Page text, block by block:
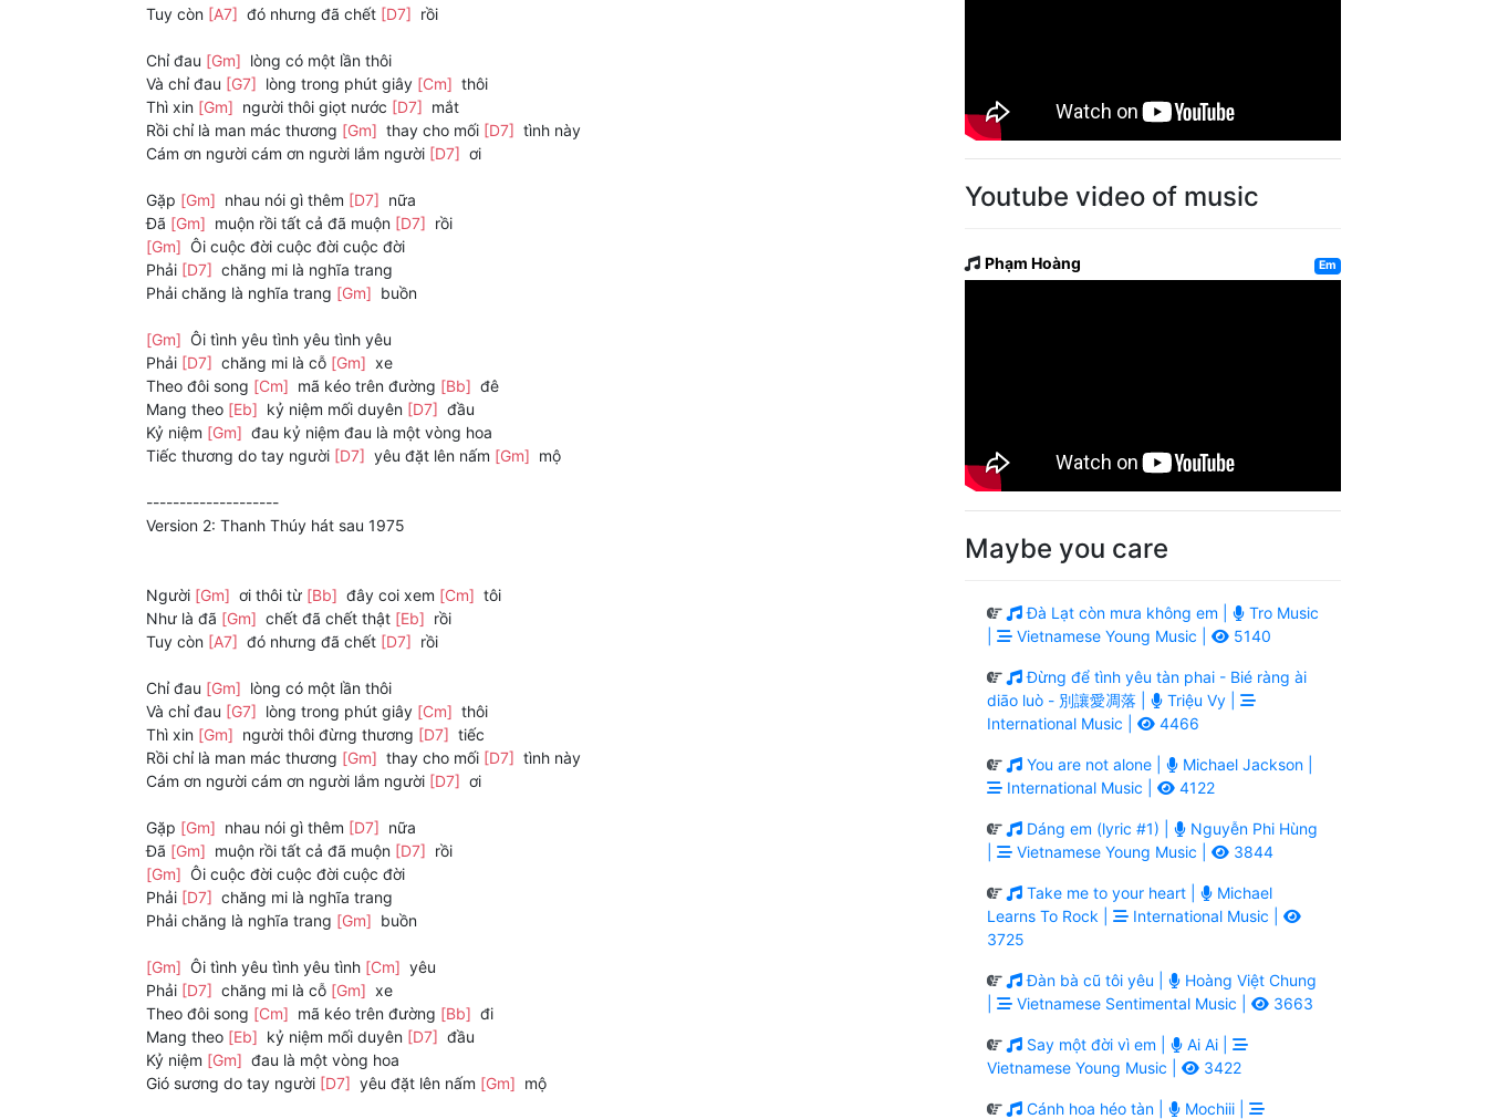
Tuy còn [A7] đó nhưng đã chết [D7] rồi
Chỉ đau [Gm] lòng có một lần thôi
Và chỉ đau [G7] lòng trong phút giây [Cm] thôi
Thì xin [Gm] người thôi giọt nước [D7] mắt
Rồi chỉ là man mác thương [Gm] thay cho mối [D7] tình này
Cám ơn người cám ơn người lắm người [D7] ơi
Gặp [Gm] nhau nói gì thêm [D7] nữa
Đã [Gm] muộn rồi tất cả đã muộn [D7] rồi
[Gm] Ôi cuộc đời cuộc đời cuộc đời
Phải [D7] chăng mi là nghĩa trang
Phải chăng là nghĩa trang [Gm] buồn
[Gm] Ôi tình yêu tình yêu tình yêu
Phải [D7] chăng mi là cỗ [Gm] xe
Theo đôi song [Cm] mã kéo trên đường [Bb] đê
Mang theo [Eb] kỷ niệm mối duyên [D7] đầu
Kỷ niệm [Gm] đau kỷ niệm đau là một vòng hoa
Tiếc thương do tay người [D7] yêu đặt lên nấm [Gm] mộ
--------------------
Version 2: Thanh Thúy hát sau 1975
Người [Gm] ơi thôi từ [Bb] đây coi xem [Cm] tôi
Như là đã [Gm] chết đã chết thật [Eb] rồi
Tuy còn [A7] đó nhưng đã chết [D7] rồi
Chỉ đau [Gm] lòng có một lần thôi
Và chỉ đau [G7] lòng trong phút giây [Cm] thôi
Thì xin [Gm] người thôi đừng thương [D7] tiếc
Rồi chỉ là man mác thương [Gm] thay cho mối [D7] tình này
Cám ơn người cám ơn người lắm người [D7] ơi
Gặp [Gm] nhau nói gì thêm [D7] nữa
Đã [Gm] muộn rồi tất cả đã muộn [D7] rồi
[Gm] Ôi cuộc đời cuộc đời cuộc đời
Phải [D7] chăng mi là nghĩa trang
Phải chăng là nghĩa trang [Gm] buồn
[Gm] Ôi tình yêu tình yêu tình [Cm] yêu
Phải [D7] chăng mi là cỗ [Gm] xe
Theo đôi song [Cm] mã kéo trên đường [Bb] đi
Mang theo [Eb] kỷ niệm mối duyên [D7] đầu
Kỷ niệm [Gm] đau là một vòng hoa
Gió sương do tay người [D7] yêu đặt lên nấm [Gm] mộ
Youtube video of music
Phạm Hoàng Em
Maybe you care
Đà Lạt còn mưa không em |
Tro Music
Vietnamese Young Music | 5140
Đừng để tình yêu tàn phai - Bié ràng ài
diāo luò - 別讓愛凋落 |
Triệu Vy |
International Music |
4466
You are not alone |
Michael Jackson |
International Music |
4122
Dáng em (lyric #1) |
Nguyễn Phi Hùng
Vietnamese Young Music | 3844
Take me to your heart |
Michael
Learns To Rock |
International Music |
3725
Đàn bà cũ tôi yêu |
Hoàng Việt Chung
Vietnamese Sentimental Music | 3663
Say một đời vì em |
Ai Ai |
Vietnamese Young Music |
3422
Cánh hoa héo tàn |
Mochiii |